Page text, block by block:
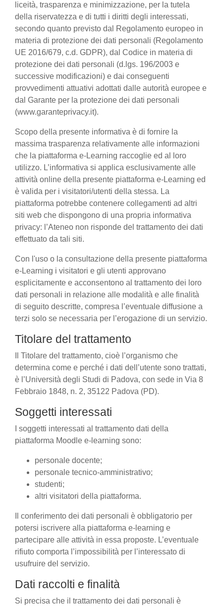
liceità, trasparenza e minimizzazione, per la tutela
della riservatezza e di tutti i diritti degli interessati,
secondo quanto previsto dal Regolamento europeo in
materia di protezione dei dati personali (Regolamento
UE 2016/679, c.d. GDPR), dal Codice in materia di
protezione dei dati personali (d.lgs. 196/2003 e
successive modificazioni) e dai conseguenti
provvedimenti attuativi adottati dalle autorità europee e
dal Garante per la protezione dei dati personali
(www.garanteprivacy.it).
Scopo della presente informativa è di fornire la
massima trasparenza relativamente alle informazioni
che la piattaforma e-Learning raccoglie ed al loro
utilizzo. L’informativa si applica esclusivamente alle
attività online della presente piattaforma e-Learning ed
è valida per i visitatori/utenti della stessa. La
piattaforma potrebbe contenere collegamenti ad altri
siti web che dispongono di una propria informativa
privacy: l’Ateneo non risponde del trattamento dei dati
effettuato da tali siti.
Con l'uso o la consultazione della presente piattaforma
e-Learning i visitatori e gli utenti approvano
esplicitamente e acconsentono al trattamento dei loro
dati personali in relazione alle modalità e alle finalità
di seguito descritte, compresa l’eventuale diffusione a
terzi solo se necessaria per l’erogazione di un servizio.
Titolare del trattamento
Il Titolare del trattamento, cioè l’organismo che
determina come e perché i dati dell’utente sono trattati,
è l’Università degli Studi di Padova, con sede in Via 8
Febbraio 1848, n. 2, 35122 Padova (PD).
Soggetti interessati
I soggetti interessati al trattamento dati della
piattaforma Moodle e-learning sono:
personale docente;
personale tecnico-amministrativo;
studenti;
altri visitatori della piattaforma.
Il conferimento dei dati personali è obbligatorio per
potersi iscrivere alla piattaforma e-learning e
partecipare alle attività in essa proposte. L’eventuale
rifiuto comporta l’impossibilità per l’interessato di
usufruire del servizio.
Dati raccolti e finalità
Si precisa che il trattamento dei dati personali è